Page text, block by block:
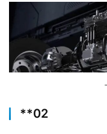
​**​02